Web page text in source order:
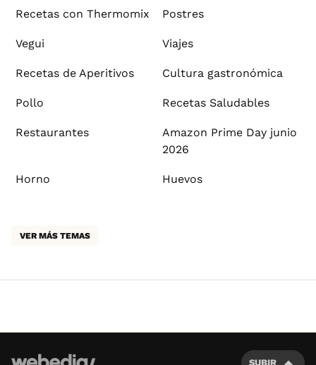
Recetas con Thermomix Postres
Vegui Viajes
Recetas de Aperitivos Cultura gastronómica
Pollo Recetas Saludables
Restaurantes
Amazon Prime Day junio
2026
Horno Huevos
VER MÁS TEMAS
SUBIR